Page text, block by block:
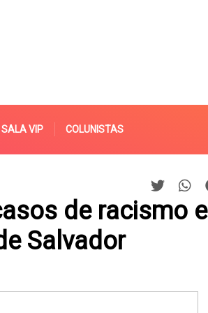
SALA VIP COLUNISTAS
de racismo e
Salvador